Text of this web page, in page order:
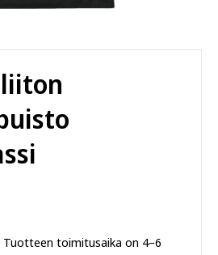
Tuotteen toimitusaika on 4–6